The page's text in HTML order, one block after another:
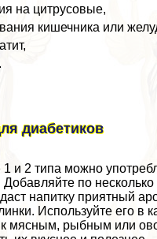
на цитрусовые,
кишечника или
диабетиков
1 и 2 типа можно
по несколько
напитку приятный
Используйте его в
к мясным, рыбным или